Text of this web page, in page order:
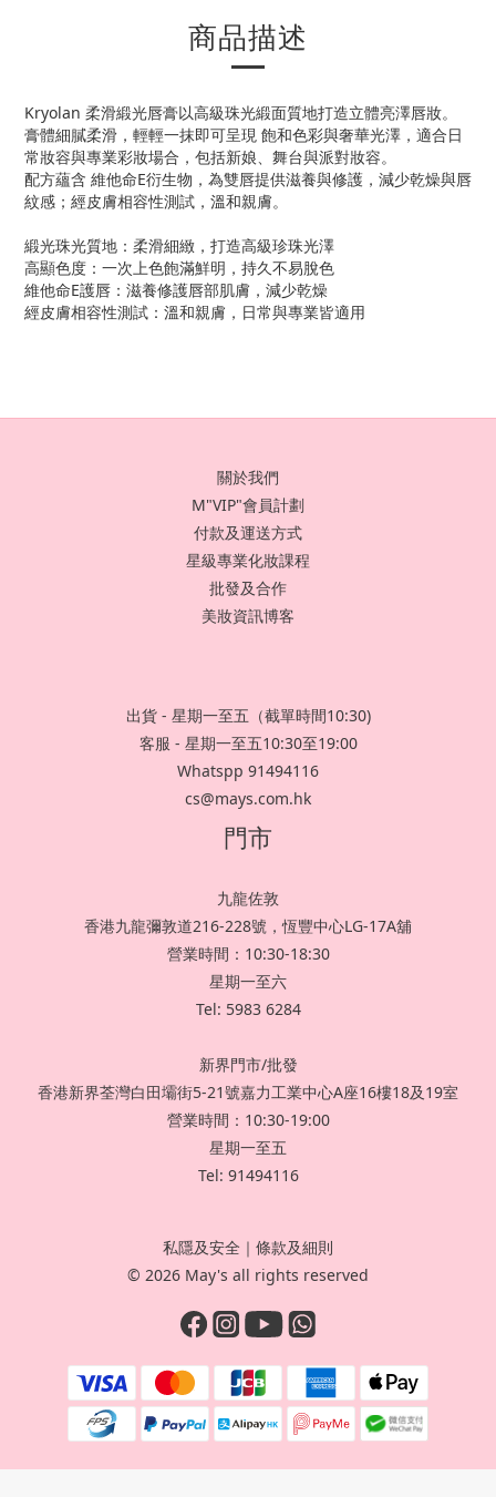
商品描述
Kryolan 柔滑緞光唇膏以高級珠光緞面質地打造立體亮澤唇妝。
膏體細膩柔滑，輕輕一抹即可呈現 飽和色彩與奢華光澤，適合日
常妝容與專業彩妝場合，包括新娘、舞台與派對妝容。
配方蘊含 維他命E衍生物，為雙唇提供滋養與修護，減少乾燥與唇
紋感；經皮膚相容性測試，溫和親膚。
緞光珠光質地：柔滑細緻，打造高級珍珠光澤
高顯色度：一次上色飽滿鮮明，持久不易脫色
維他命E護唇：滋養修護唇部肌膚，減少乾燥
經皮膚相容性測試：溫和親膚，日常與專業皆適用
關於我們
M"VIP"會員計劃
付款及運送方式
星級專業化妝課程
批發及合作
美妝資訊博客
出貨 - 星期一至五（截單時間10:30)
客服 - 星期一至五10:30至19:00
Whatspp 91494116
cs@mays.com.hk
門市
九龍佐敦
香港九龍彌敦道216-228號，恆豐中心LG-17A舖
營業時間：10:30-18:30
星期一至六
Tel: 5983 6284
新界門市/批發
香港新界荃灣白田壩街5-21號嘉力工業中心A座16樓18及19室
營業時間：10:30-19:00
星期一至五
Tel: 91494116
私隱及安全 ｜ 條款及細則
© 2026 May's all rights reserved